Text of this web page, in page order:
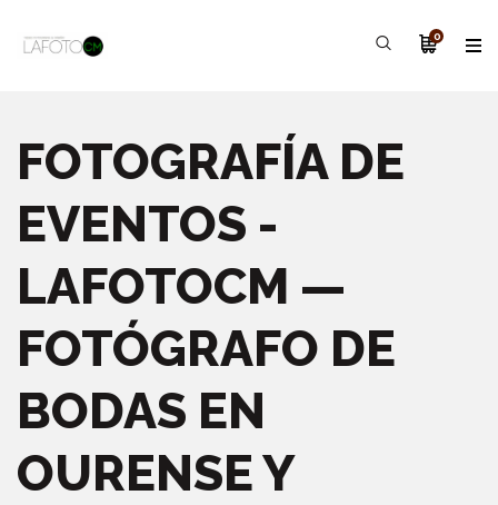
0
FOTOGRAFÍA DE
EVENTOS -
LAFOTOCM —
FOTÓGRAFO DE
BODAS EN
OURENSE Y